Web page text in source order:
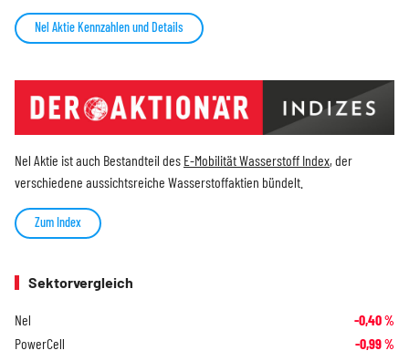
Nel Aktie Kennzahlen und Details
Nel Aktie ist auch Bestandteil des E-Mobilität Wasserstoff Index, der
verschiedene aussichtsreiche Wasserstoffaktien bündelt.
Zum Index
Sektorvergleich
Nel -0,40%
PowerCell -0,99%